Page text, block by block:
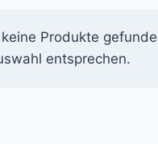
Produkte
entsprechen.